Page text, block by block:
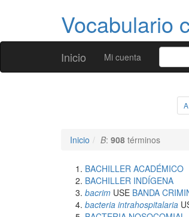
Vocabulario
Inicio Mi cuenta
A
Inicio B: 908 términos
BACHILLER ACADÉMICO
BACHILLER INDÍGENA
bacrim USE BANDA
bacteria intrahospitalaria